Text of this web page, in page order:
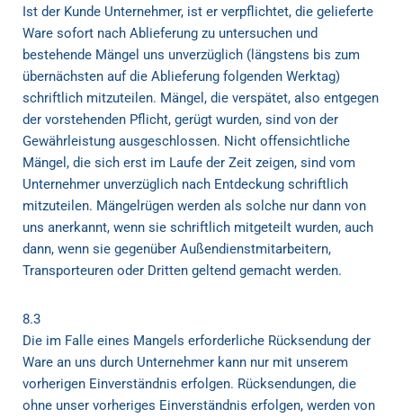
Ist der Kunde Unternehmer, ist er verpflichtet, die gelieferte
Ware sofort nach Ablieferung zu untersuchen und
bestehende Mängel uns unverzüglich (längstens bis zum
übernächsten auf die Ablieferung folgenden Werktag)
schriftlich mitzuteilen. Mängel, die verspätet, also entgegen
der vorstehenden Pflicht, gerügt wurden, sind von der
Gewährleistung ausgeschlossen. Nicht offensichtliche
Mängel, die sich erst im Laufe der Zeit zeigen, sind vom
Unternehmer unverzüglich nach Entdeckung schriftlich
mitzuteilen. Mängelrügen werden als solche nur dann von
uns anerkannt, wenn sie schriftlich mitgeteilt wurden, auch
dann, wenn sie gegenüber Außendienstmitarbeitern,
Transporteuren oder Dritten geltend gemacht werden.
8.3
Die im Falle eines Mangels erforderliche Rücksendung der
Ware an uns durch Unternehmer kann nur mit unserem
vorherigen Einverständnis erfolgen. Rücksendungen, die
ohne unser vorheriges Einverständnis erfolgen, werden von